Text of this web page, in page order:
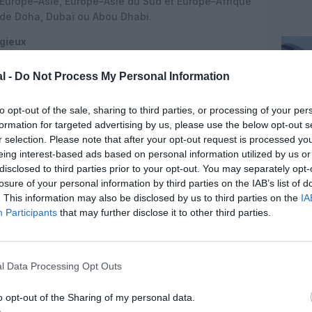
- Do Not Process My Personal Information
opt-out of the sale, sharing to third parties, or processing of your
for targeted advertising by us, please use the below opt-out
selection. Please note that after your opt-out request is processed
interest-based ads based on personal information utilized by us
to third parties prior to your opt-out. You may separately
of your personal information by third parties on the IAB’s list of
This information may also be disclosed by us to third parties on the
Participants that may further disclose it to other third parties.
Data Processing Opt Outs
opt-out of the Sharing of my personal data.
Doha, Dubaï ou Abou Dhabi.
Djeddah intègre la carte de Riyadh Air
de la capitale. La liaison Riyad–Djeddah
saoudite, reliant la capitale politique et
saints de La Mecque, mais aussi au grand
hub historique de Saudia. En ajoutant Djeddah
sur un trafic domestique à très forte densité,
déplacements gouvernementaux et surtout les
commercial
vol passagers le 26 octobre 2025 entre
(RUH) et Londres‑Heathrow (LHR). Ce vol, opéré
3h26 pour se poser à Heathrow six heures et 48
dans le cadre de la phase de tests